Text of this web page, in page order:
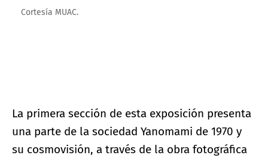
Cortesía MUAC.
La primera sección de esta exposición presenta
una parte de la sociedad Yanomami de 1970 y
su cosmovisión, a través de la obra fotográfica